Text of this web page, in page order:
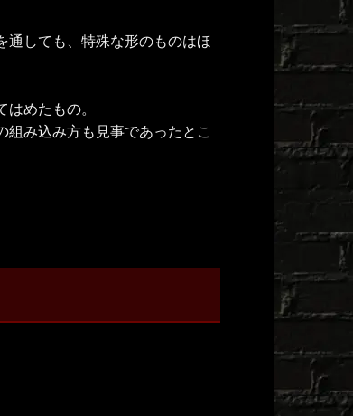
通しても、特殊な形のものはほ
めたもの。
み込み方も見事であったとこ